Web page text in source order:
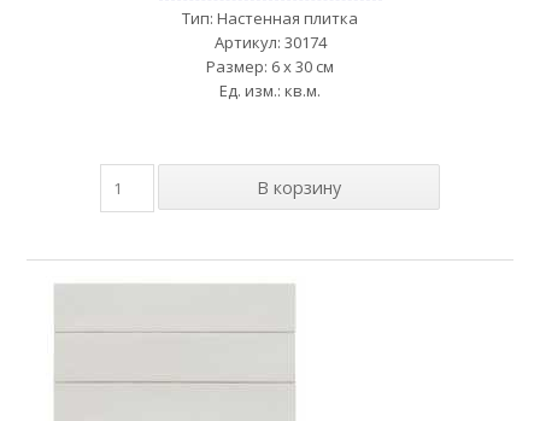
Тип: Настенная плитка
Артикул: 30174
Размер: 6 x 30 см
Ед. изм.: кв.м.